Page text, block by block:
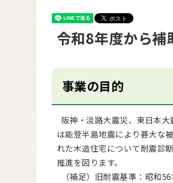
令和8年度から補
事業の目的
阪神・淡路大震災、東日本
は能登半島地震により甚大な
れた木造住宅について耐震診
推進を図ります。
（補足）旧耐震基準：昭和